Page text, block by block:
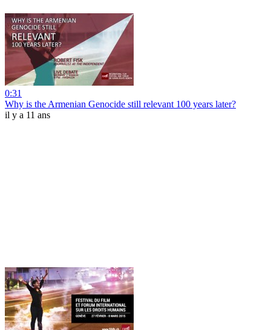
0:31
Why is the Armenian Genocide still relevant 100 years later?
il y a 11 ans